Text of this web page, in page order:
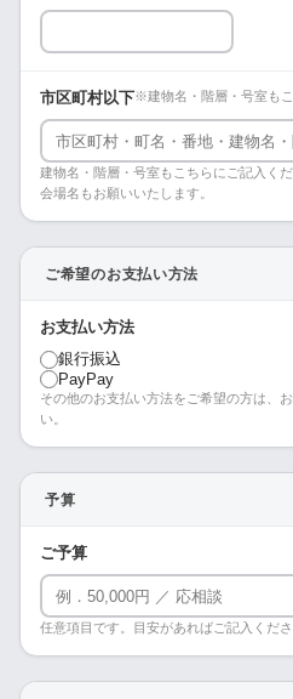
市区町村以下※建物名・階層・号室も
建物名・階層・号室もこちらにご記入く
会場名もお願いいたします。
ご希望のお支払い方法
お支払い方法
銀行振込
PayPay
その他のお支払い方法をご希望の方は、
い。
予算
ご予算
任意項目です。目安があればご記入くださ